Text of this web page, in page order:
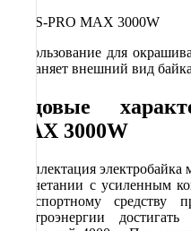
Использование для
сохраняет внешний вид
Ходовые
АX 3000W
Комплектация
в сочетании с усиленным
транспортному средству
электроэнергии